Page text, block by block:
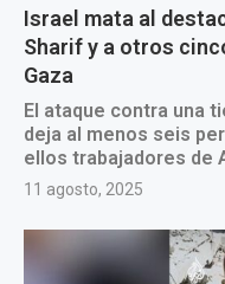
Israel mata al
Sharif y a otros
Gaza
El ataque contra una
deja al menos seis
ellos trabajadores de
11 agosto, 2025